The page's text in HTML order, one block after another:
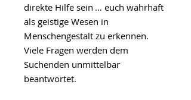
direkte Hilfe sein … euch wahrhaft
als geistige Wesen in
Menschengestalt zu erkennen.
Viele Fragen werden dem
Suchenden unmittelbar
beantwortet.